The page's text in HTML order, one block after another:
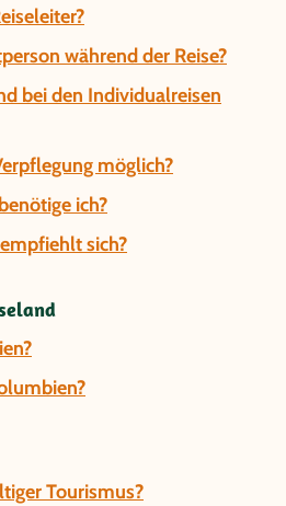
während der Reise?
bei den Individualreisen
möglich?
ich?
sich?
Tourismus?